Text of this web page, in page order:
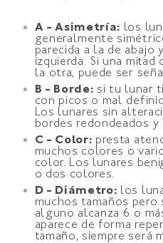
A - Asimetría: los
generalmente
parecida a la de abajo
izquierda. Si una
la otra, puede ser
B - Borde: si tu lunar
con picos o mal
Los lunares sin
bordes redondeados
C - Color: presta
muchos colores o
color. Los lunares
o dos colores.
D - Diámetro: los
muchos tamaños pero
alguno alcanza 6 o
aparece de forma
tamaño, siempre será